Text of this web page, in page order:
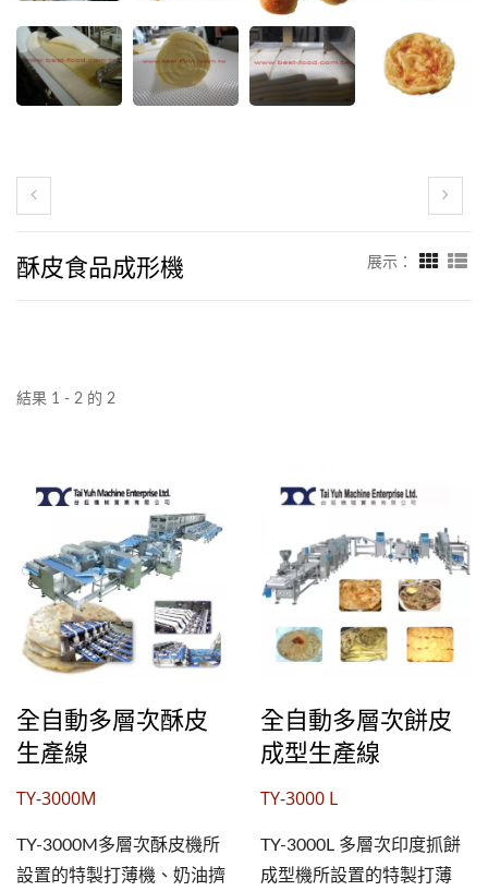
酥皮食品成形機 展示：
結果 1 - 2 的 2
全自動多層次酥皮
生產線
TY-3000M
TY-3000M多層次酥皮機所
設置的特製打薄機、奶油擠
全自動多層次餅皮
成型生產線
TY-3000 L
TY-3000L 多層次印度抓餅
成型機所設置的特製打薄